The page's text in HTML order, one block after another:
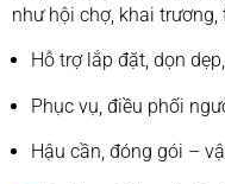
như hội chợ, khai trương,
Hỗ trợ lắp đặt, dọn
Phục vụ, điều phối
Hậu cần, đóng gói –